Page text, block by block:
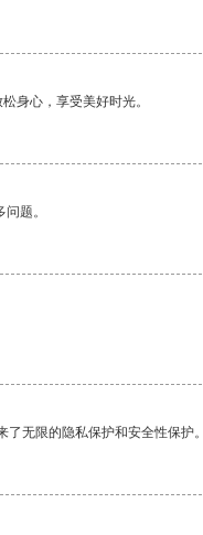
身心，享受美好时光。
题。
了无限的隐私保护和安全性保护